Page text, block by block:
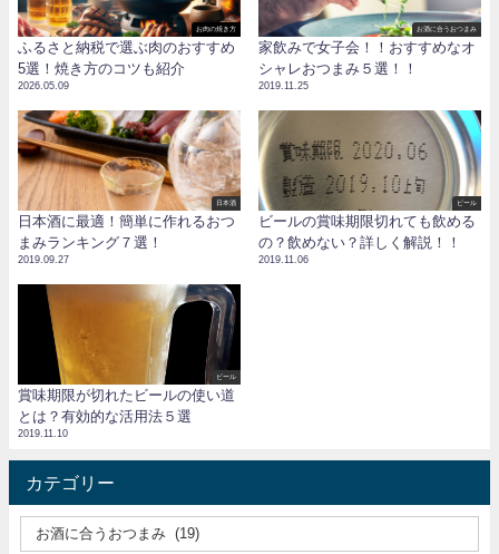
お肉の焼き方
ふるさと納税で選ぶ肉のおすすめ
5選！焼き方のコツも紹介
2026.05.09
お酒に合うおつまみ
家飲みで女子会！！おすすめなオ
シャレおつまみ５選！！
2019.11.25
日本酒
日本酒に最適！簡単に作れるおつ
まみランキング７選！
2019.09.27
ビール
ビールの賞味期限切れても飲める
の？飲めない？詳しく解説！！
2019.11.06
ビール
賞味期限が切れたビールの使い道
とは？有効的な活用法５選
2019.11.10
カテゴリー